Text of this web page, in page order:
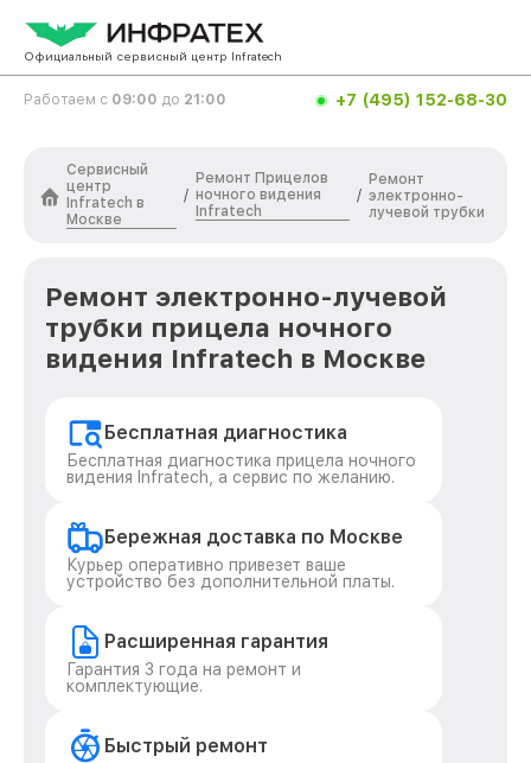
Официальный сервисный центр Infratech
Работаем с 09:00 до 21:00 +7 (495) 152-68-30
Сервисный
центр
Infratech в
Москве
/
Ремонт Прицелов
ночного видения
Infratech
/
Ремонт
электронно-
лучевой трубки
Ремонт электронно-лучевой
трубки прицела ночного
видения Infratech в Москве
Бесплатная диагностика
Бесплатная диагностика прицела ночного
видения Infratech, а сервис по желанию.
Бережная доставка по Москве
Курьер оперативно привезет ваше
устройство без дополнительной платы.
Расширенная гарантия
Гарантия 3 года на ремонт и
комплектующие.
Быстрый ремонт